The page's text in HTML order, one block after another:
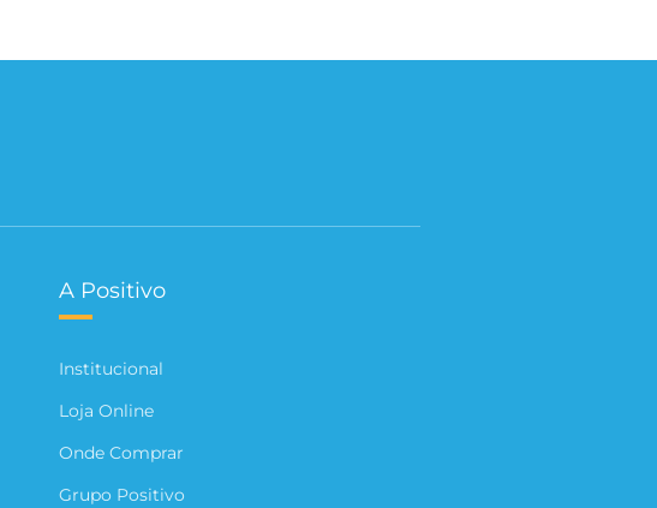
A Positivo
Institucional
Loja Online
Onde Comprar
Grupo Positivo